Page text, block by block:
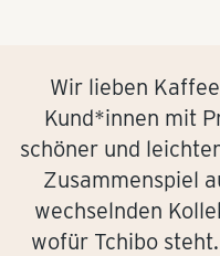
Wir lieben
Kund*innen mit
schöner und
Zusammenspiel
wechselnden
wofür Tchibo